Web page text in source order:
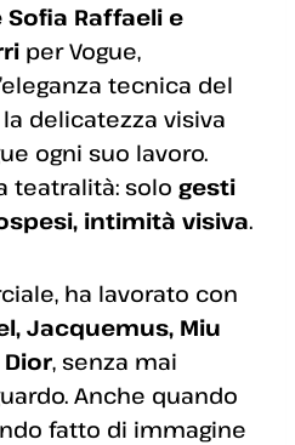
Raffaeli e
per Vogue,
tecnica del
delicatezza visiva
ogni suo lavoro.
teatralità: solo gesti
intimità visiva.
ha lavorato con
Jacquemus, Miu
Dior, senza mai
Anche quando
fatto di immagine